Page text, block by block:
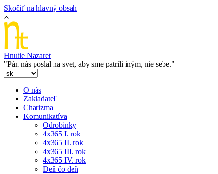
Skočiť na hlavný obsah
Hnutie Nazaret
"Pán nás poslal na svet, aby sme patrili iným, nie sebe."
O nás
Zakladateľ
Charizma
Komunikatíva
Odrobinky
4x365 I. rok
4x365 II. rok
4x365 III. rok
4x365 IV. rok
Deň čo deň